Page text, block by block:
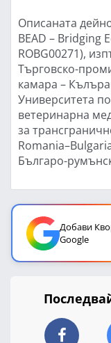
Описаната
BEAD – Bridging
ROBG00271),
Търговско-
камара –
Университета
ветеринарна
за
Българо-
Добави
Google